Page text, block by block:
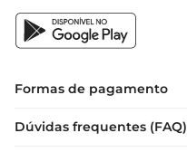
Formas de pagamento
Dúvidas frequentes (FAQ)